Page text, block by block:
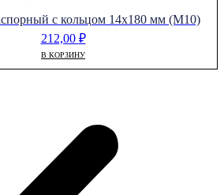
с кольцом 14х180 мм (М10)
212,00 ₽
В КОРЗИНУ